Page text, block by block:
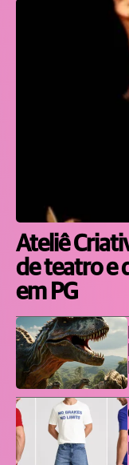
Ateliê
de teatro e
em PG